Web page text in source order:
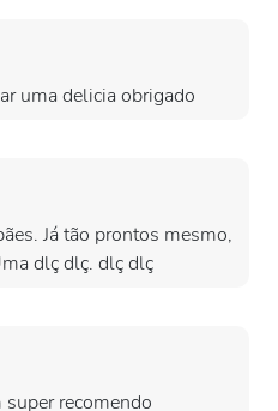
uma delicia obrigado
Já tão prontos mesmo,
dlç dlç. dlç dlç
recomendo